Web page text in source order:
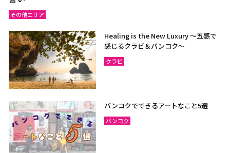
その他エリア
Healing is the New Luxury ～五感で
感じるクラビ＆バンコク～
クラビ
バンコクでできるアートなこと5選
バンコク